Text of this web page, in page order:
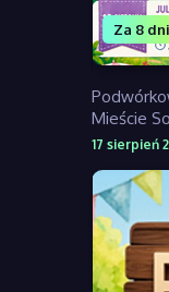
Mieście
Za 8 dni
17 sierpień